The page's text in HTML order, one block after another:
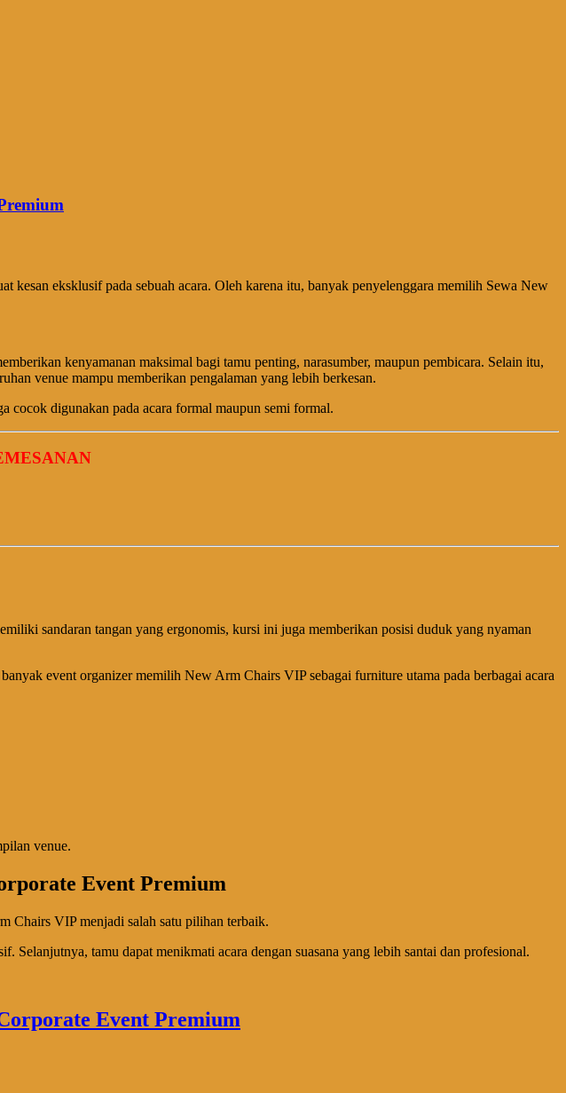
kesan eksklusif pada sebuah acara. Oleh karena itu, banyak penyelenggara memilih Sewa New
kenyamanan maksimal bagi tamu penting, narasumber, maupun pembicara. Selain itu,
venue mampu memberikan pengalaman yang lebih berkesan.
cocok digunakan pada acara formal maupun semi formal.
sandaran tangan yang ergonomis, kursi ini juga memberikan posisi duduk yang nyaman
event organizer memilih New Arm Chairs VIP sebagai furniture utama pada berbagai acara
venue.
Event Premium
Chairs VIP menjadi salah satu pilihan terbaik.
tamu dapat menikmati acara dengan suasana yang lebih santai dan profesional.